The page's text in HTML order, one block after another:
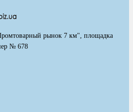
рынок 7 км", площадка
№ 678